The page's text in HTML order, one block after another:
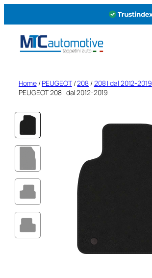
Home/PEUGEOT/208 /208 I dal 2012-2019
PEUGEOT 208 I dal 2012-2019